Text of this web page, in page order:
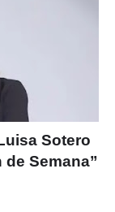
Sotero
Semana”